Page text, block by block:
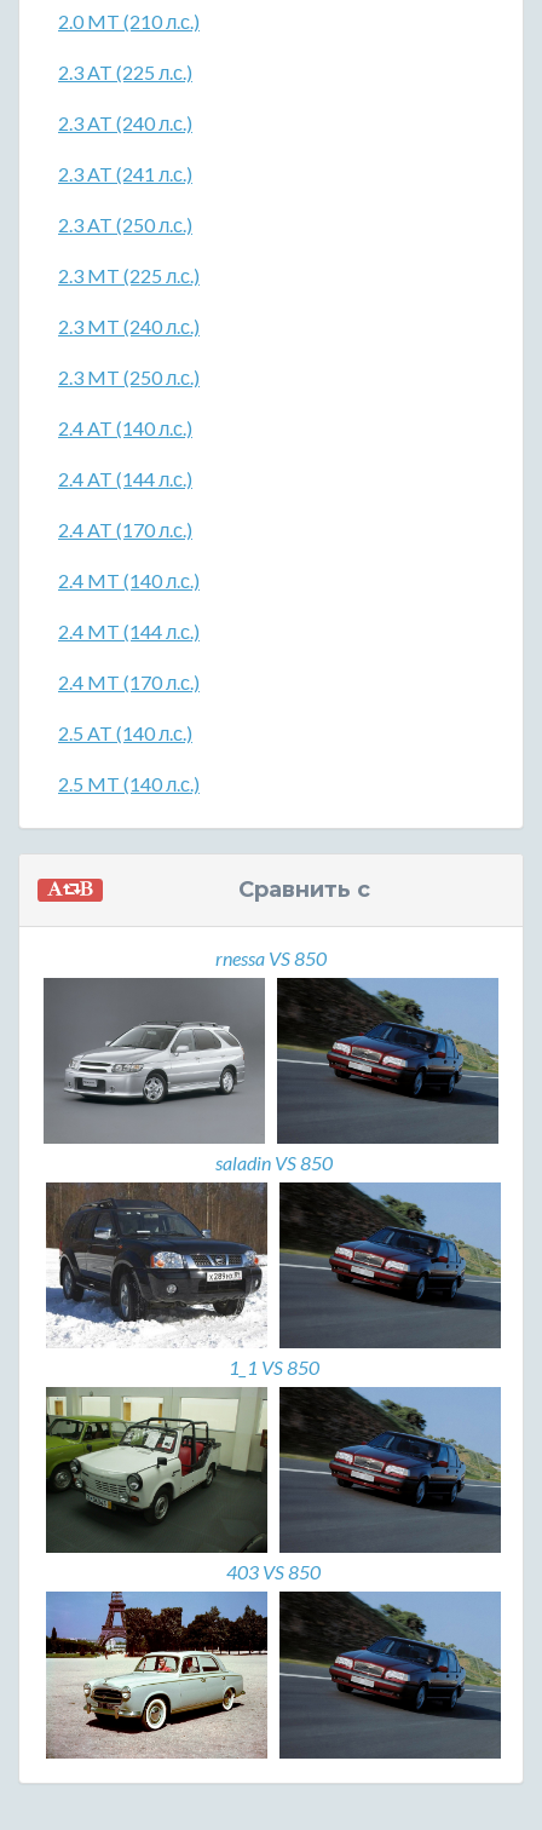
2.0 MT (210 л.с.)
2.3 AT (225 л.с.)
2.3 AT (240 л.с.)
2.3 AT (241 л.с.)
2.3 AT (250 л.с.)
2.3 MT (225 л.с.)
2.3 MT (240 л.с.)
2.3 MT (250 л.с.)
2.4 AT (140 л.с.)
2.4 AT (144 л.с.)
2.4 AT (170 л.с.)
2.4 MT (140 л.с.)
2.4 MT (144 л.с.)
2.4 MT (170 л.с.)
2.5 AT (140 л.с.)
2.5 MT (140 л.с.)
Сравнить с
rnessa VS 850
saladin VS 850
1_1 VS 850
403 VS 850